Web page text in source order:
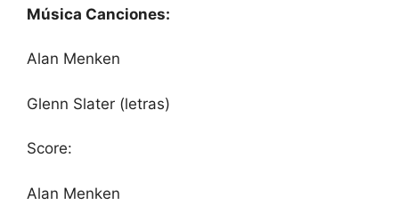
Música Canciones:
Alan Menken
Glenn Slater (letras)
Score:
Alan Menken